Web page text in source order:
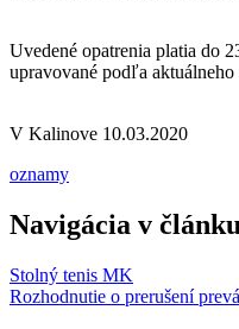
Uvedené opatrenia platia do
upravované podľa
V Kalinove 10.03.2020
oznamy
Navigácia v článku
Stolný tenis MK
Rozhodnutie o prerušení